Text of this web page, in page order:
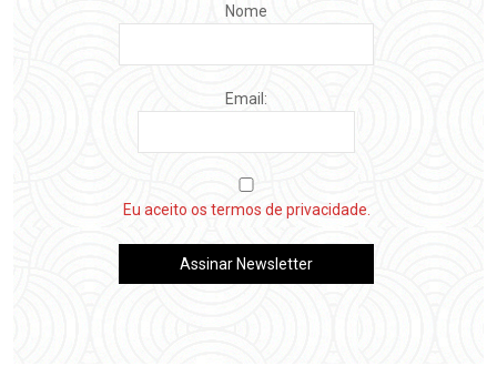
Nome
Email:
Eu aceito os termos de privacidade.